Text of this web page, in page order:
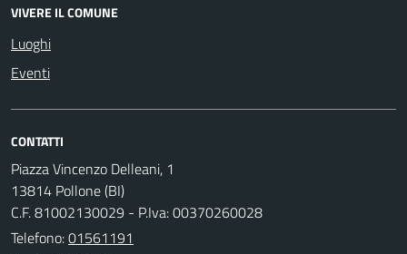
VIVERE IL COMUNE
Luoghi
Eventi
CONTATTI
Piazza Vincenzo Delleani, 1
13814 Pollone (BI)
C.F. 81002130029 - P.Iva: 00370260028
Telefono:01561191